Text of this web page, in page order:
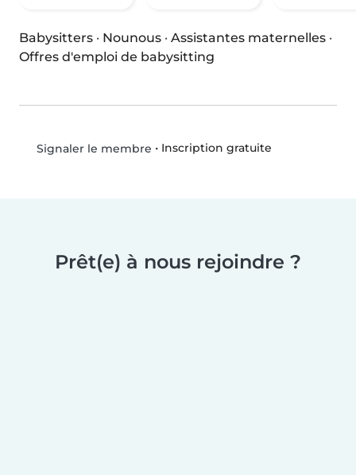
Babysitters · Nounous · Assistantes maternelles ·
Offres d'emploi de babysitting
Signaler le membre • Inscription gratuite
Prêt(e) à nous rejoindre ?